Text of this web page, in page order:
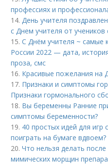
профессиях и
14.День учителя
с Днем учителя от
15.С Днём учителя ~ самые
России 2022 — дата,
проза, смс
16. Красивые пожелания на
17. Признаки и симптомы
Признаки гормонального
18. Вы беременны Ранние
симптомы беременности?
19. 40 простых идей для
поиграть на бумаге вдвоем?
20.Что нельзя делать
мимических морщин